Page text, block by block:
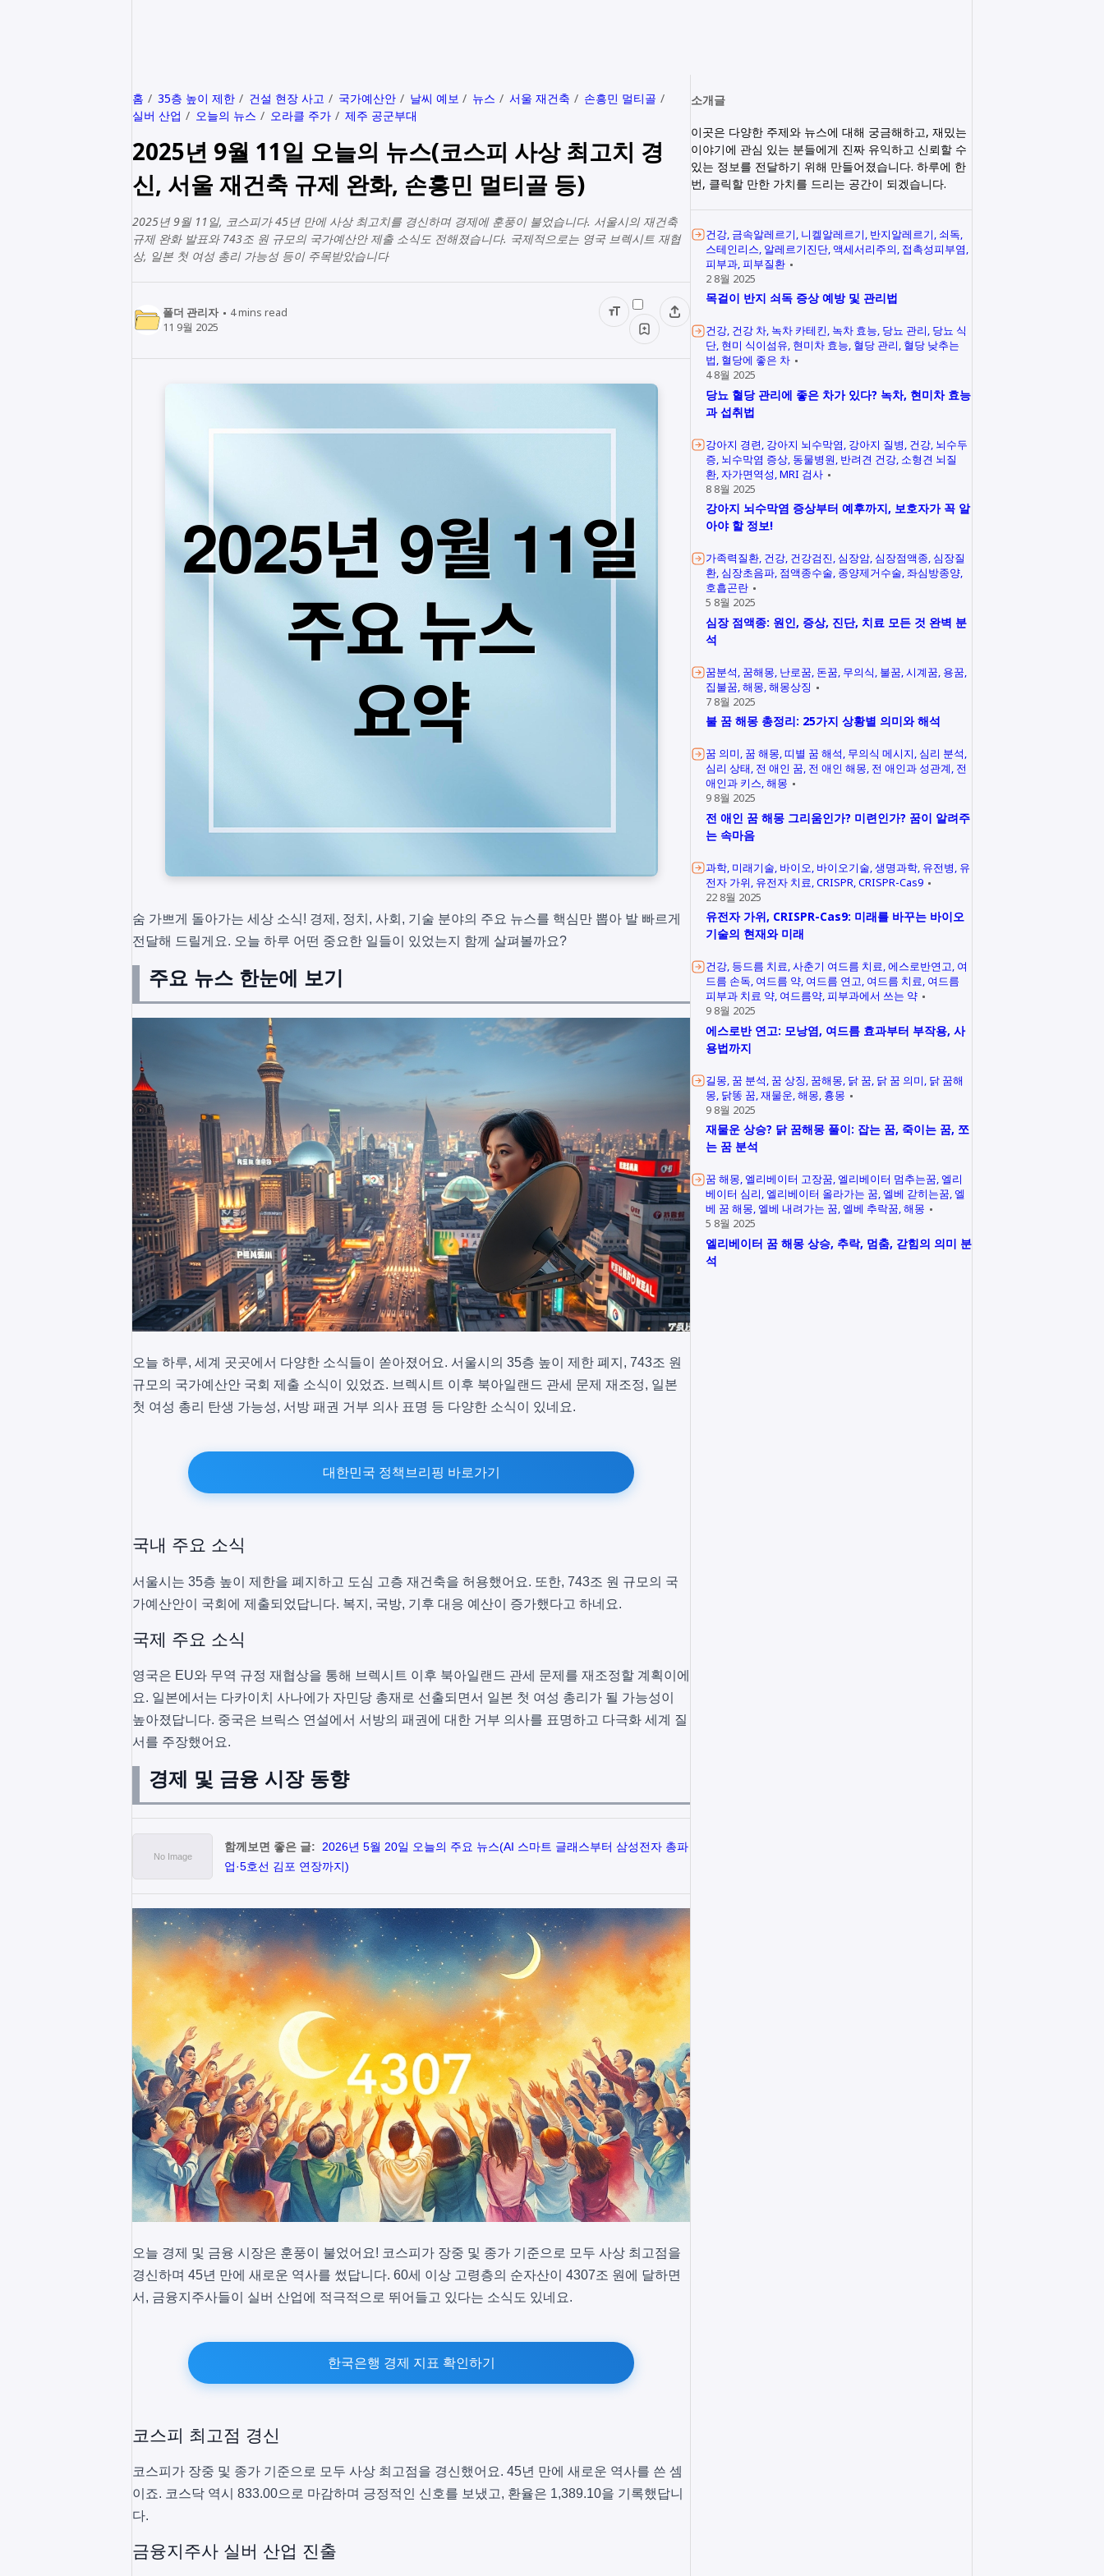
홈 35층 높이 제한 건설 현장 사고 국가예산안 날씨 예보 뉴스 서울 재건축
손흥민 멀티골
실버 산업
오늘의 뉴스 오라클 주가 제주 공군부대
2025년 9월 11일 오늘의 뉴스(코스피 사상 최고치 경
신, 서울 재건축 규제 완화, 손흥민 멀티골 등)
2025년 9월 11일, 코스피가 45년 만에 사상 최고치를 경신하며 경제에 훈풍이 불었습니다. 서울시의 재건축
규제 완화 발표와 743조 원 규모의 국가예산안 제출 소식도 전해졌습니다. 국제적으로는 영국 브렉시트 재협
상, 일본 첫 여성 총리 가능성 등이 주목받았습니다
폴더 관리자 4mins read
11 9월 2025
숨 가쁘게 돌아가는 세상 소식! 경제, 정치, 사회, 기술 분야의 주요 뉴스를 핵심만 뽑아 발 빠르게
전달해 드릴게요. 오늘 하루 어떤 중요한 일들이 있었는지 함께 살펴볼까요?
주요 뉴스 한눈에 보기
오늘 하루, 세계 곳곳에서 다양한 소식들이 쏟아졌어요. 서울시의 35층 높이 제한 폐지, 743조 원
규모의 국가예산안 국회 제출 소식이 있었죠. 브렉시트 이후 북아일랜드 관세 문제 재조정, 일본
첫 여성 총리 탄생 가능성, 서방 패권 거부 의사 표명 등 다양한 소식이 있네요.
대한민국 정책브리핑 바로가기
국내 주요 소식
서울시는 35층 높이 제한을 폐지하고 도심 고층 재건축을 허용했어요. 또한, 743조 원 규모의 국
가예산안이 국회에 제출되었답니다. 복지, 국방, 기후 대응 예산이 증가했다고 하네요.
국제 주요 소식
영국은 EU와 무역 규정 재협상을 통해 브렉시트 이후 북아일랜드 관세 문제를 재조정할 계획이에
요. 일본에서는 다카이치 사나에가 자민당 총재로 선출되면서 일본 첫 여성 총리가 될 가능성이
높아졌답니다. 중국은 브릭스 연설에서 서방의 패권에 대한 거부 의사를 표명하고 다극화 세계 질
서를 주장했어요.
경제 및 금융 시장 동향
함께보면 좋은 글:
2026년 5월 20일 오늘의 주요 뉴스(AI 스마트 글래스부터 삼성전자 총파
업·5호선 김포 연장까지)
오늘 경제 및 금융 시장은 훈풍이 불었어요! 코스피가 장중 및 종가 기준으로 모두 사상 최고점을
경신하며 45년 만에 새로운 역사를 썼답니다. 60세 이상 고령층의 순자산이 4307조 원에 달하면
서, 금융지주사들이 실버 산업에 적극적으로 뛰어들고 있다는 소식도 있네요.
한국은행 경제 지표 확인하기
코스피 최고점 경신
코스피가 장중 및 종가 기준으로 모두 사상 최고점을 경신했어요. 45년 만에 새로운 역사를 쓴 셈
이죠. 코스닥 역시 833.00으로 마감하며 긍정적인 신호를 보냈고, 환율은 1,389.10을 기록했답니
다.
금융지주사 실버 산업 진출
소개글
이곳은 다양한 주제와 뉴스에 대해 궁금해하고, 재밌는
이야기에 관심 있는 분들에게 진짜 유익하고 신뢰할 수
있는 정보를 전달하기 위해 만들어졌습니다. 하루에 한
번, 클릭할 만한 가치를 드리는 공간이 되겠습니다.
건강 금속알레르기 니켈알레르기 반지알레르기 쇠독
스테인리스 알레르기진단 액세서리주의 접촉성피부염
피부과 피부질환
2 8월 2025
목걸이 반지 쇠독 증상 예방 및 관리법
건강 건강 차 녹차 카테킨 녹차 효능 당뇨 관리 당뇨 식
단 현미 식이섬유 현미차 효능 혈당 관리 혈당 낮추는
법 혈당에 좋은 차
4 8월 2025
당뇨 혈당 관리에 좋은 차가 있다? 녹차, 현미차 효능
과 섭취법
강아지 경련 강아지 뇌수막염 강아지 질병 건강 뇌수두
증 뇌수막염 증상 동물병원 반려견 건강 소형견 뇌질
환 자가면역성 MRI 검사
8 8월 2025
강아지 뇌수막염 증상부터 예후까지, 보호자가 꼭 알
아야 할 정보!
가족력질환 건강 건강검진 심장암 심장점액종 심장질
환 심장초음파 점액종수술 종양제거수술 좌심방종양
호흡곤란
5 8월 2025
심장 점액종: 원인, 증상, 진단, 치료 모든 것 완벽 분
석
꿈분석 꿈해몽 난로꿈 돈꿈 무의식 불꿈 시계꿈 용꿈
집불꿈 해몽 해몽상징
7 8월 2025
불 꿈 해몽 총정리: 25가지 상황별 의미와 해석
꿈 의미 꿈 해몽 띠별 꿈 해석 무의식 메시지 심리 분석
심리 상태 전 애인 꿈 전 애인 해몽 전 애인과 성관계 전
애인과 키스 해몽
9 8월 2025
전 애인 꿈 해몽 그리움인가? 미련인가? 꿈이 알려주
는 속마음
과학 미래기술 바이오 바이오기술 생명과학 유전병 유
전자 가위 유전자 치료 CRISPR CRISPR-Cas9
22 8월 2025
유전자 가위, CRISPR-Cas9: 미래를 바꾸는 바이오
기술의 현재와 미래
건강 등드름 치료 사춘기 여드름 치료 에스로반연고 여
드름 손독 여드름 약 여드름 연고 여드름 치료 여드름
피부과 치료 약 여드름약 피부과에서 쓰는 약
9 8월 2025
에스로반 연고: 모낭염, 여드름 효과부터 부작용, 사
용법까지
길몽 꿈 분석 꿈 상징 꿈해몽 닭 꿈 닭 꿈 의미 닭 꿈해
몽 닭똥 꿈 재물운 해몽 흉몽
9 8월 2025
재물운 상승? 닭 꿈해몽 풀이: 잡는 꿈, 죽이는 꿈, 쪼
는 꿈 분석
꿈 해몽 엘리베이터 고장꿈 엘리베이터 멈추는꿈 엘리
베이터 심리 엘리베이터 올라가는 꿈 엘베 갇히는꿈 엘
베 꿈 해몽 엘베 내려가는 꿈 엘베 추락꿈 해몽
5 8월 2025
엘리베이터 꿈 해몽 상승, 추락, 멈춤, 갇힘의 의미 분
석